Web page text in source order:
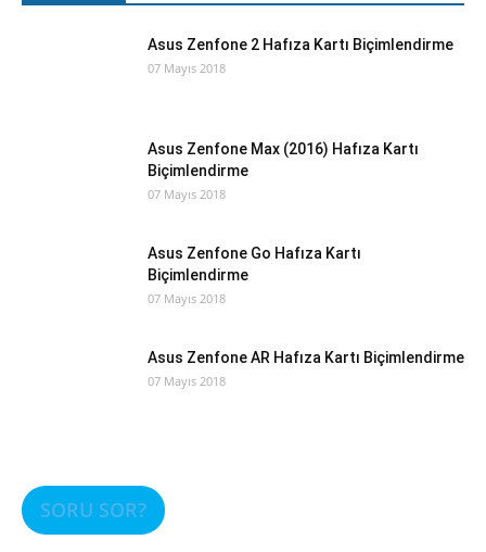
Asus Zenfone 2 Hafıza Kartı Biçimlendirme
07 Mayıs 2018
Asus Zenfone Max (2016) Hafıza Kartı
Biçimlendirme
07 Mayıs 2018
Asus Zenfone Go Hafıza Kartı
Biçimlendirme
07 Mayıs 2018
Asus Zenfone AR Hafıza Kartı Biçimlendirme
07 Mayıs 2018
SORU SOR?